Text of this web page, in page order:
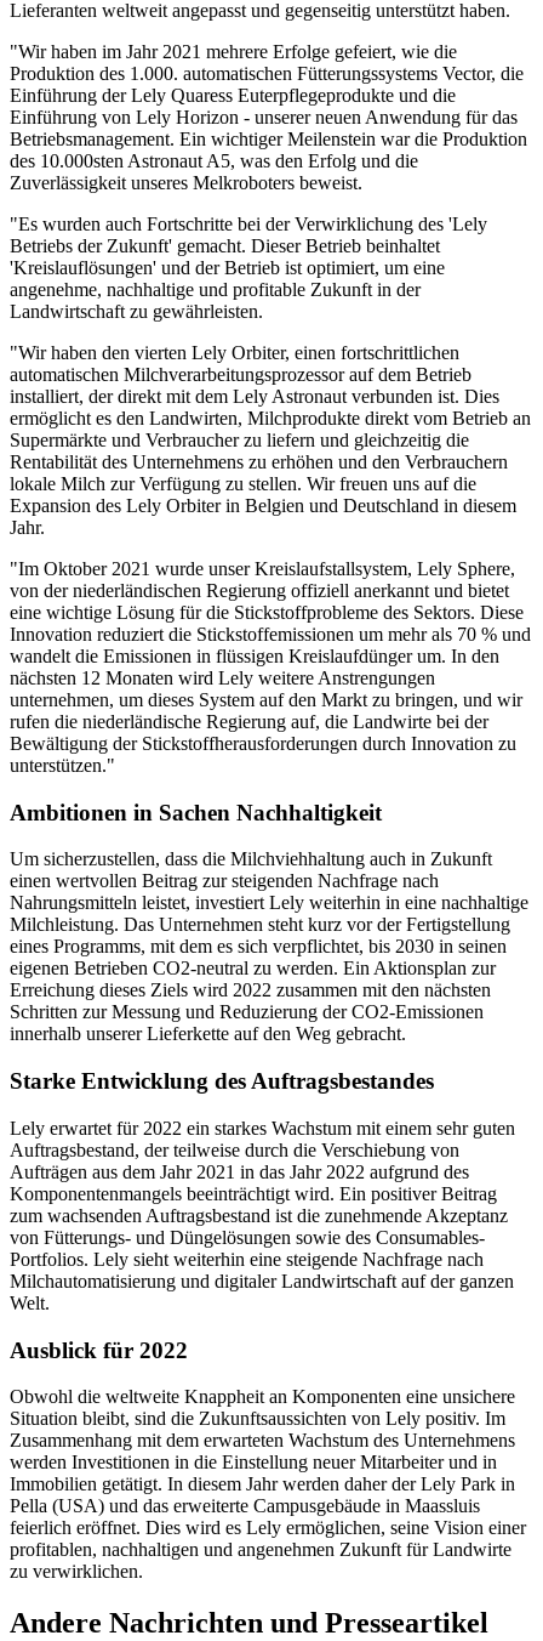
Lieferanten weltweit angepasst und gegenseitig unterstützt haben.
"Wir haben im Jahr 2021 mehrere Erfolge gefeiert, wie die
Produktion des 1.000. automatischen Fütterungssystems Vector, die
Einführung der Lely Quaress Euterpflegeprodukte und die
Einführung von Lely Horizon - unserer neuen Anwendung für das
Betriebsmanagement. Ein wichtiger Meilenstein war die Produktion
des 10.000sten Astronaut A5, was den Erfolg und die
Zuverlässigkeit unseres Melkroboters beweist.
"Es wurden auch Fortschritte bei der Verwirklichung des 'Lely
Betriebs der Zukunft' gemacht. Dieser Betrieb beinhaltet
'Kreislauflösungen' und der Betrieb ist optimiert, um eine
angenehme, nachhaltige und profitable Zukunft in der
Landwirtschaft zu gewährleisten.
"Wir haben den vierten Lely Orbiter, einen fortschrittlichen
automatischen Milchverarbeitungsprozessor auf dem Betrieb
installiert, der direkt mit dem Lely Astronaut verbunden ist. Dies
ermöglicht es den Landwirten, Milchprodukte direkt vom Betrieb an
Supermärkte und Verbraucher zu liefern und gleichzeitig die
Rentabilität des Unternehmens zu erhöhen und den Verbrauchern
lokale Milch zur Verfügung zu stellen. Wir freuen uns auf die
Expansion des Lely Orbiter in Belgien und Deutschland in diesem
Jahr.
"Im Oktober 2021 wurde unser Kreislaufstallsystem, Lely Sphere,
von der niederländischen Regierung offiziell anerkannt und bietet
eine wichtige Lösung für die Stickstoffprobleme des Sektors. Diese
Innovation reduziert die Stickstoffemissionen um mehr als 70 % und
wandelt die Emissionen in flüssigen Kreislaufdünger um. In den
nächsten 12 Monaten wird Lely weitere Anstrengungen
unternehmen, um dieses System auf den Markt zu bringen, und wir
rufen die niederländische Regierung auf, die Landwirte bei der
Bewältigung der Stickstoffherausforderungen durch Innovation zu
unterstützen."
Ambitionen in Sachen Nachhaltigkeit
Um sicherzustellen, dass die Milchviehhaltung auch in Zukunft
einen wertvollen Beitrag zur steigenden Nachfrage nach
Nahrungsmitteln leistet, investiert Lely weiterhin in eine nachhaltige
Milchleistung. Das Unternehmen steht kurz vor der Fertigstellung
eines Programms, mit dem es sich verpflichtet, bis 2030 in seinen
eigenen Betrieben CO2-neutral zu werden. Ein Aktionsplan zur
Erreichung dieses Ziels wird 2022 zusammen mit den nächsten
Schritten zur Messung und Reduzierung der CO2-Emissionen
innerhalb unserer Lieferkette auf den Weg gebracht.
Starke Entwicklung des Auftragsbestandes
Lely erwartet für 2022 ein starkes Wachstum mit einem sehr guten
Auftragsbestand, der teilweise durch die Verschiebung von
Aufträgen aus dem Jahr 2021 in das Jahr 2022 aufgrund des
Komponentenmangels beeinträchtigt wird. Ein positiver Beitrag
zum wachsenden Auftragsbestand ist die zunehmende Akzeptanz
von Fütterungs- und Düngelösungen sowie des Consumables-
Portfolios. Lely sieht weiterhin eine steigende Nachfrage nach
Milchautomatisierung und digitaler Landwirtschaft auf der ganzen
Welt.
Ausblick für 2022
Obwohl die weltweite Knappheit an Komponenten eine unsichere
Situation bleibt, sind die Zukunftsaussichten von Lely positiv. Im
Zusammenhang mit dem erwarteten Wachstum des Unternehmens
werden Investitionen in die Einstellung neuer Mitarbeiter und in
Immobilien getätigt. In diesem Jahr werden daher der Lely Park in
Pella (USA) und das erweiterte Campusgebäude in Maassluis
feierlich eröffnet. Dies wird es Lely ermöglichen, seine Vision einer
profitablen, nachhaltigen und angenehmen Zukunft für Landwirte
zu verwirklichen.
Andere Nachrichten und Presseartikel